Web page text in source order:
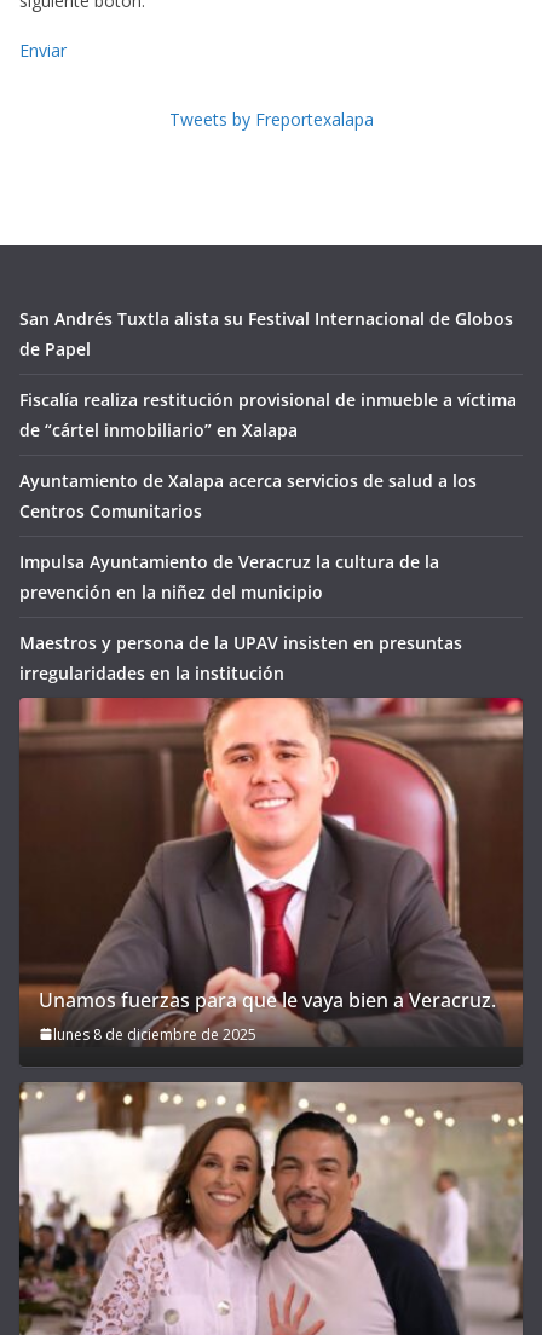
Enviar
Tweets by Freportexalapa
San Andrés Tuxtla alista su Festival Internacional de Globos
de Papel
Fiscalía realiza restitución provisional de inmueble a víctima
de “cártel inmobiliario” en Xalapa
Ayuntamiento de Xalapa acerca servicios de salud a los
Centros Comunitarios
Impulsa Ayuntamiento de Veracruz la cultura de la
prevención en la niñez del municipio
Maestros y persona de la UPAV insisten en presuntas
irregularidades en la institución
Unamos fuerzas para que le vaya bien a Veracruz.
lunes 8 de diciembre de 2025